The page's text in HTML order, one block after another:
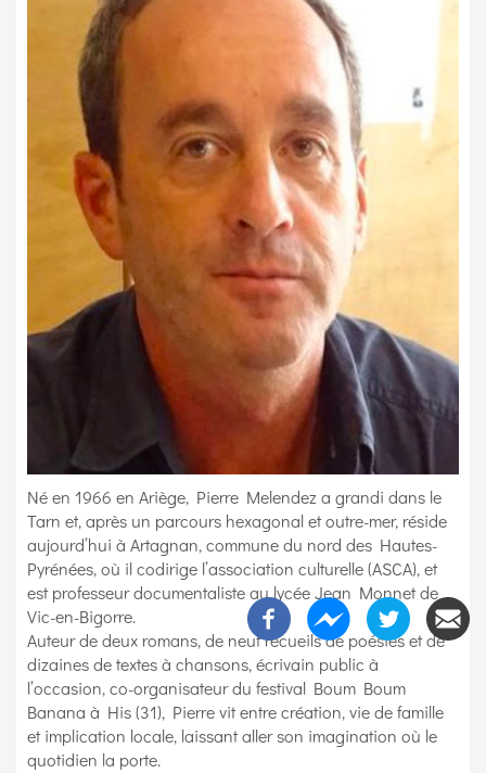
Né en 1966 en Ariège, Pierre Melendez a grandi dans le
Tarn et, après un parcours hexagonal et outre-mer, réside
aujourd’hui à Artagnan, commune du nord des Hautes-
Pyrénées, où il codirige l’association culturelle (ASCA), et
est professeur documentaliste au lycée Jean Monnet de
Vic-en-Bigorre.
Auteur de deux romans, de neuf recueils de poésies et de
dizaines de textes à chansons, écrivain public à
l’occasion, co-organisateur du festival Boum Boum
Banana à His (31), Pierre vit entre création, vie de famille
et implication locale, laissant aller son imagination où le
quotidien la porte.